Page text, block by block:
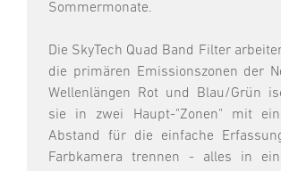
Sommermonate.
Die SkyTech Quad Band Filter
die primären Emissionszonen der
Wellenlängen Rot und Blau/Grün
sie in zwei Haupt-"Zonen" mit
Abstand für die einfache
Farbkamera trennen - alles in